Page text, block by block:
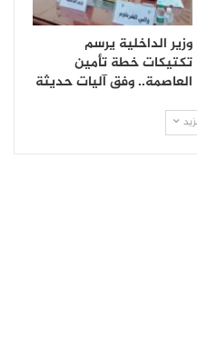
وزير الداخلية يرسم
تكتيكات خطة تأمين
العاصمة.. وفق آليات حديثة